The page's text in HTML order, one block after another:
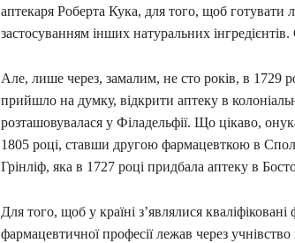
аптекаря Роберта Кука, для того, щоб готувати
застосуванням інших натуральних
Але, лише через, замалим, не сто років, в 1729
прийшло на думку, відкрити аптеку в
розташовувалася у Філадельфії. Що цікаво,
1805 році, ставши другою фармацевткою в
Грінліф, яка в 1727 році придбала аптеку в
Для того, щоб у країні з’являлися
фармацевтичної професії лежав через